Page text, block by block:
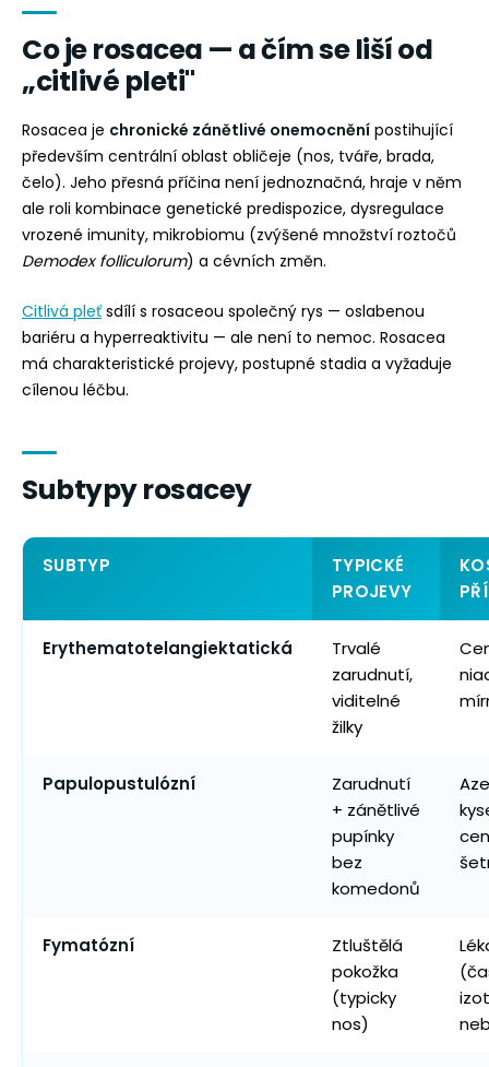
Co je rosacea — a čím se liší od
„citlivé pleti"
Rosacea je chronické zánětlivé onemocnění postihující
především centrální oblast obličeje (nos, tváře, brada,
čelo). Jeho přesná příčina není jednoznačná, hraje v něm
ale roli kombinace genetické predispozice, dysregulace
vrozené imunity, mikrobiomu (zvýšené množství roztočů
Demodex folliculorum) a cévních změn.
Citlivá pleť sdílí s rosaceou společný rys — oslabenou
bariéru a hyperreaktivitu — ale není to nemoc. Rosacea
má charakteristické projevy, postupné stadia a vyžaduje
cílenou léčbu.
Subtypy rosacey
SUBTYP
TYPICKÉ
PROJEVY
Erythematotelangiektatická
Trvalé
zarudnutí,
viditelné
žilky
Papulopustulózní
Zarudnutí
+ zánětlivé
pupínky
bez
komedonů
Fymatózní
Ztluštělá
pokožka
(typicky
nos)